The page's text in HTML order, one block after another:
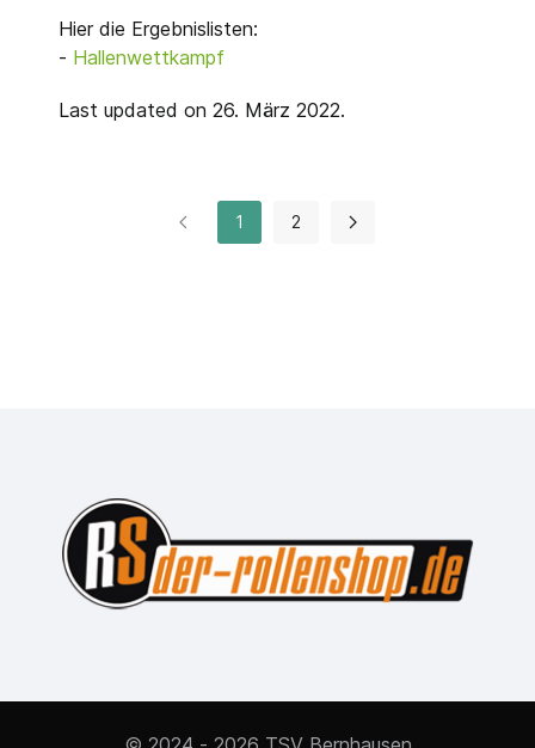
Hier die Ergebnislisten:
- Hallenwettkampf
Last updated on 26. März 2022.
1 2